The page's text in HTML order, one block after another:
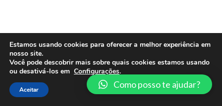
Estamos usando cookies para oferecer a melhor experiência em
nosso site.
Você pode descobrir mais sobre quais cookies estamos usando
ou desativá-los em Configurações.
Aceitar
Como posso te ajudar?